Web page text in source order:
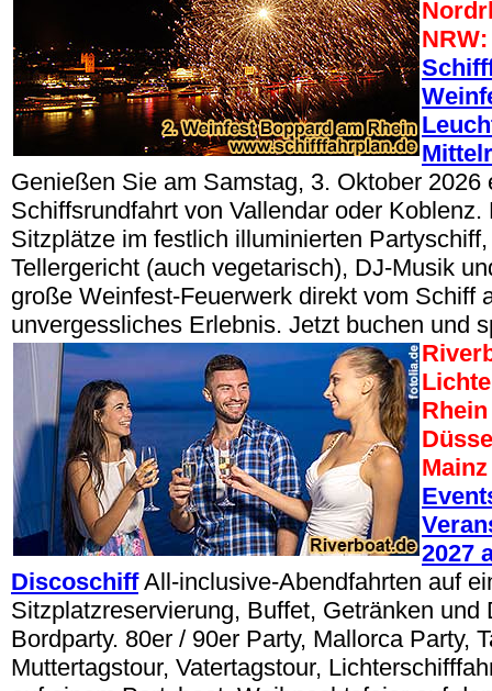
NRW:
Genießen Sie am Samstag, 3. Oktober 2026
Schiffsrundfahrt von Vallendar oder Koblenz.
Sitzplätze im festlich illuminierten
Tellergericht (auch vegetarisch), DJ-Musik
große Weinfest-Feuerwerk direkt vom Schiff
unvergessliches Erlebnis. Jetzt buchen und
Mainz
2027
DiscoschiffAll-inclusive-Abendfahrten auf
Sitzplatzreservierung, Buffet, Getränken und
Bordparty. 80er / 90er Party, Mallorca Party,
Muttertagstour, Vatertagstour,